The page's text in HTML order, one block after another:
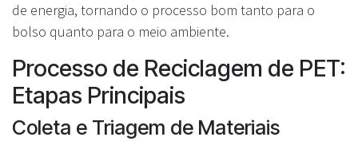
de energia, tornando o processo bom tanto para o
bolso quanto para o meio ambiente.
Processo de Reciclagem de PET:
Etapas Principais
Coleta e Triagem de Materiais